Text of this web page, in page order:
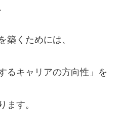
築くためには、
るキャリアの方向性」を
ます。